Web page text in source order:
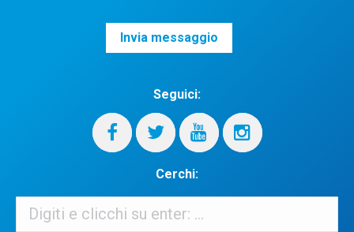
Seguici:
Cerchi:
Cerchi: